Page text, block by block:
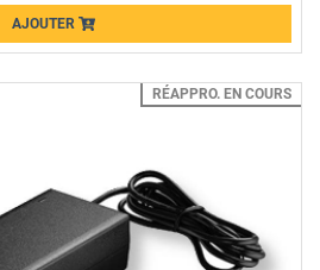
AJOUTER
RÉAPPRO. EN COURS